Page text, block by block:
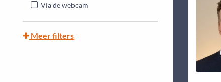
Via de webcam
Meer filters